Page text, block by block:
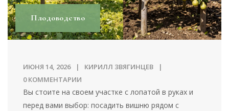
Плодоводство
ИЮНЯ 14, 2026
КИРИЛЛ ЗВЯГИНЦЕВ
0 КОММЕНТАРИИ
Вы стоите на своем участке с лопатой в руках и
перед вами выбор: посадить вишню рядом с